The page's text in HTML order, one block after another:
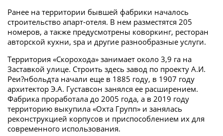
Ранее на территории бывшей фабрики началось
строительство апарт-отеля. В нем разместятся 205
номеров, а также предусмотрены коворкинг, ресторан
авторской кухни, spa и другие разнообразные услуги.
Территория «Скорохода» занимает около 3,9 га на
Заставкой улице. Строить здесь завод по проекту А.И.
Реи?нбольдта начали еще в 1885 году, в 1907 году
архитектор Э.А. Густавсон занялся ее расширением.
Фабрика проработала до 2005 года, а в 2019 году
территорию выкупила «Охта Групп» и занялась
реконструкцией корпусов и приспособлением их для
современного использования.